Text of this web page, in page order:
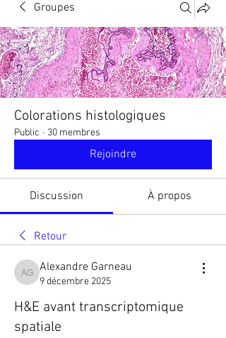
Groupes
Colorations histologiques
Public · 30 membres
Rejoindre
Discussion À propos
Retour
Alexandre Garneau
Alexandre Garneau
9 décembre 2025
H&E avant transcriptomique
spatiale